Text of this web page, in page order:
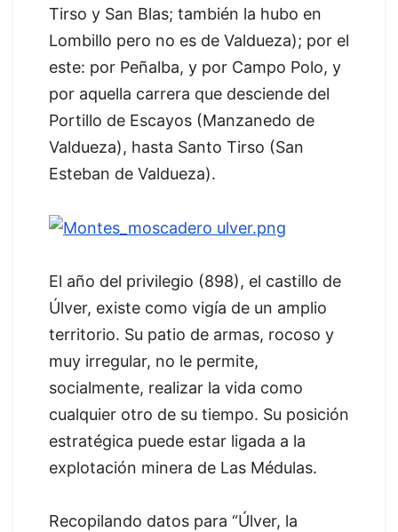
Tirso y San Blas; también la hubo en
Lombillo pero no es de Valdueza); por el
este: por Peñalba, y por Campo Polo, y
por aquella carrera que desciende del
Portillo de Escayos (Manzanedo de
Valdueza), hasta Santo Tirso (San
Esteban de Valdueza).
El año del privilegio (898), el castillo de
Úlver, existe como vigía de un amplio
territorio. Su patio de armas, rocoso y
muy irregular, no le permite,
socialmente, realizar la vida como
cualquier otro de su tiempo. Su posición
estratégica puede estar ligada a la
explotación minera de Las Médulas.
Recopilando datos para “Úlver, la